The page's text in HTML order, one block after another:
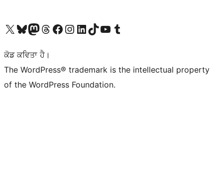
Visit our X (formerly Twitter) account
Visit our Bluesky account
Visit our Mastodon account
Visit our Threads account
Visit our Facebook page
Visit our Instagram account
Visit our LinkedIn account
Visit our TikTok account
Visit our YouTube channel
Visit our Tumblr account
ਕੋਡ ਕਵਿਤਾ ਹੈ।
The WordPress® trademark is the intellectual property
of the WordPress Foundation.